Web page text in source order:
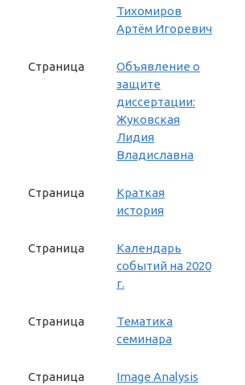
Тихомиров
Артём Игоревич
Страница
Объявление о
защите
диссертации:
Жуковская
Лидия
Владиславна
Страница
Краткая
история
Страница
Календарь
событий на 2020
г.
Страница
Тематика
семинара
Страница
Image Analysis